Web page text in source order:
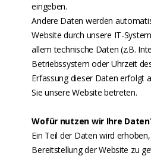
eingeben.
Andere Daten werden
Website durch unsere IT-
allem technische Daten (z.B.
Betriebssystem oder Uhrzeit
Erfassung dieser Daten erfolgt
Sie unsere Website betreten.
Wofür nutzen wir Ihre
Ein Teil der Daten wird
Bereitstellung der Website zu